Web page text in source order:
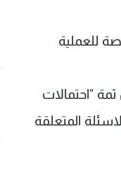
للعملية
"احتمالات
المتعلقة